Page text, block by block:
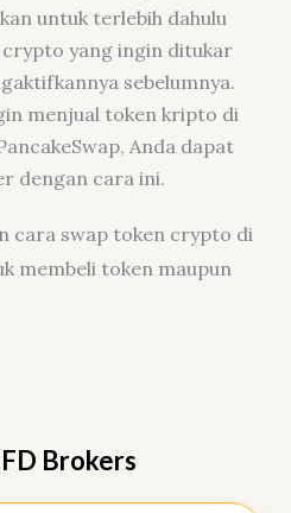
untuk terlebih dahulu
crypto yang ingin ditukar
sebelumnya.
menjual token kripto di
Anda dapat
dengan cara ini.
cara swap token crypto di
membeli token maupun
Brokers